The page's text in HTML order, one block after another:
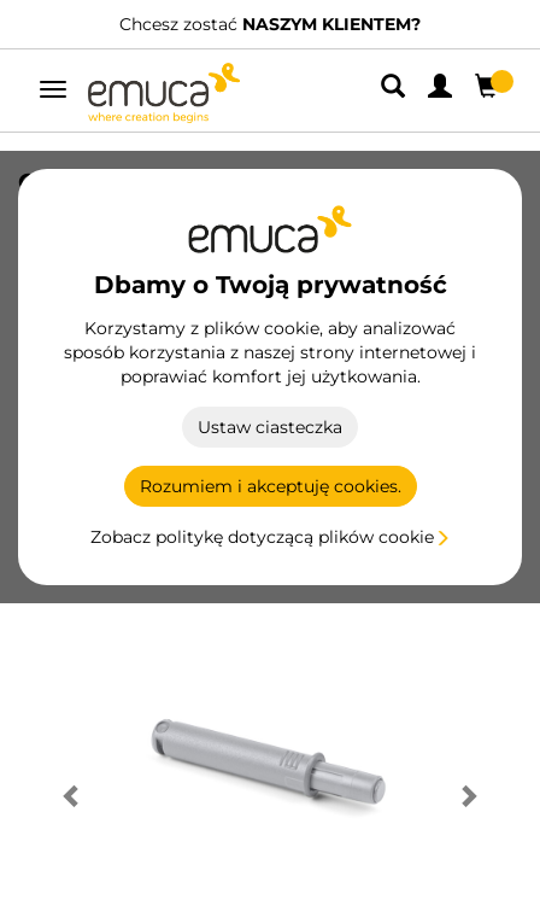
Chcesz zostać NASZYM KLIENTEM?
Przełącz
nawigację
Dbamy o Twoją prywatność
Korzystamy z plików cookie, aby analizować
sposób korzystania z naszej strony internetowej i
poprawiać komfort jej użytkowania.
Ustaw ciasteczka
Rozumiem i akceptuję cookies.
Zobacz politykę dotyczącą plików cookie
Odbojnik do drzwi meblowych z
regulacją Push Latch, końcówka
gumowa, długość 50 mm, Plastik,
2001921 EAN 8432393102818
Podstawowe produkty
Zostań klientem
Karta produktu